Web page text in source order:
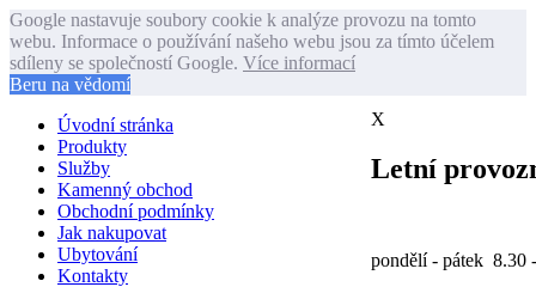
Google nastavuje soubory cookie k analýze provozu na tomto
webu. Informace o používání našeho webu jsou za tímto účelem
sdíleny se společností Google. Více informací
Beru na vědomí
X
Letní
pondělí - pátek 8.30
Úvodní stránka
Produkty
Služby
Kamenný obchod
Obchodní podmínky
Jak nakupovat
Ubytování
Kontakty